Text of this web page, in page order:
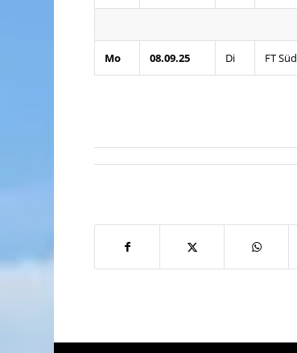
Mo 08.09.25 Di FT Süd